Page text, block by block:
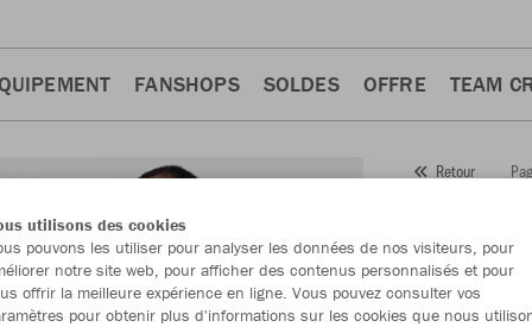
FANSHOPS SOLDES OFFRE TEAM
Retour
Numéro d’article:
utilisons des cookies
pouvons les utiliser pour analyser les données de nos visiteurs, pour
notre site web, pour afficher des contenus personnalisés et pour
offrir la meilleure expérience en ligne. Vous pouvez consulter vos
pour obtenir plus d'informations sur les cookies que nous